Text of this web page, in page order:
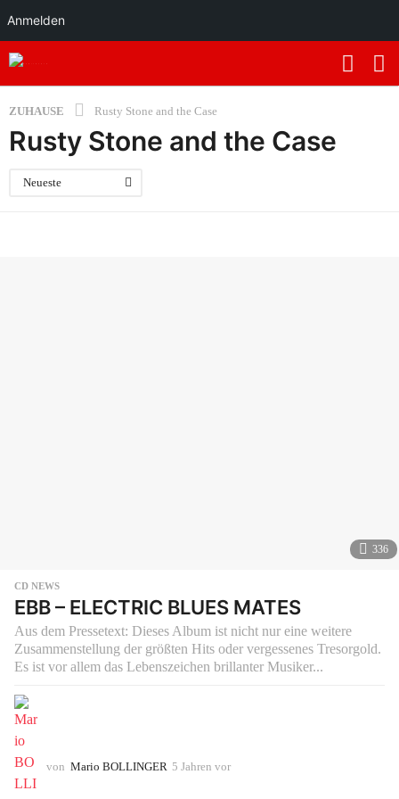
Anmelden
ZUHAUSE Rusty Stone and the Case
Rusty Stone and the Case
Neueste
336
CD NEWS
EBB – ELECTRIC BLUES MATES
Aus dem Pressetext: Dieses Album ist nicht nur eine weitere
Zusammenstellung der größten Hits oder vergessenes Tresorgold.
Es ist vor allem das Lebenszeichen brillanter Musiker...
von Mario BOLLINGER 5 Jahren vor